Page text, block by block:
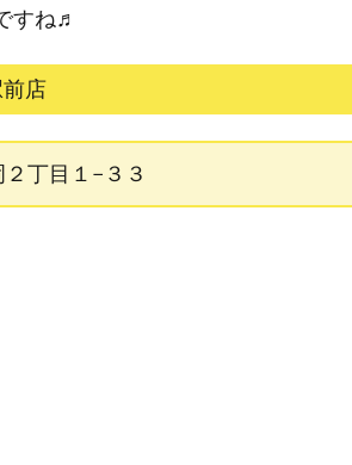
すね♬
店
丁目１−３３